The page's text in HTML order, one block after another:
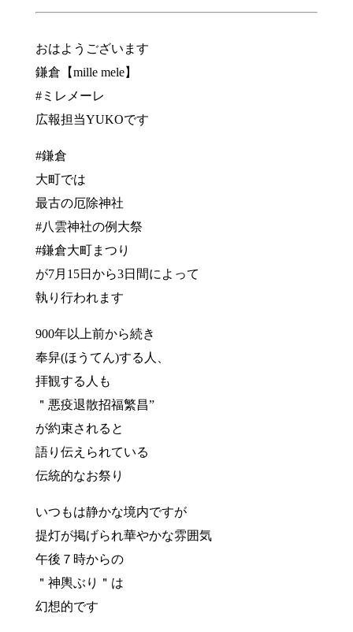
おはようございます
鎌倉【mille mele】
#ミレメーレ
広報担当YUKOです
#鎌倉
大町では
最古の厄除神社
#八雲神社の例大祭
#鎌倉大町まつり
が7月15日から3日間によって
執り行われます
900年以上前から続き
奉舁(ほうてん)する人、
拝観する人も
＂悪疫退散招福繁昌”
が約束されると
語り伝えられている
伝統的なお祭り
いつもは静かな境内ですが
提灯が掲げられ華やかな雰囲気
午後７時からの
＂神輿ぶり＂は
幻想的です